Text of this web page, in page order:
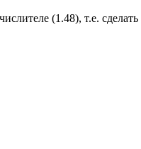
(1.48), т.е.